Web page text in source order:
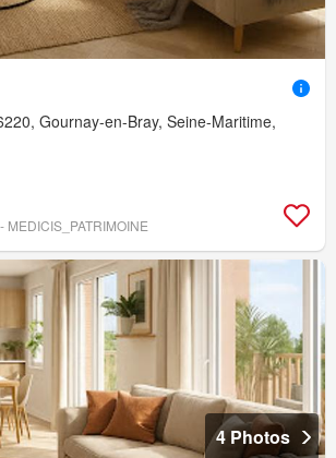
Gournay-en-Bray, Seine-Maritime,
MEDICIS_PATRIMOINE
4 Photos